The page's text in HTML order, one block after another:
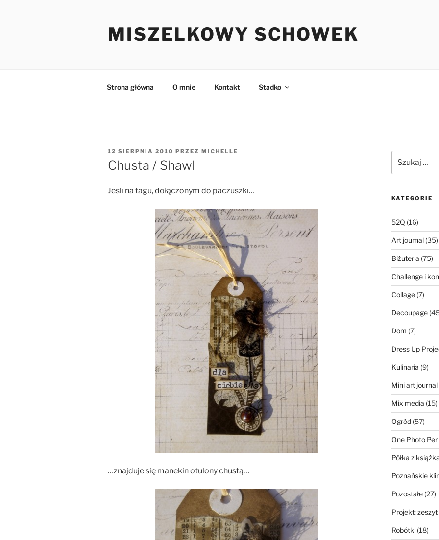
MISZELKOWY SCHOWEK
Strona główna O mnie Kontakt Stadko
OPUBLIKOWANE
W
12 SIERPNIA 2010 PRZEZ MICHELLE
Chusta / Shawl
Jeśli na tagu, dołączonym do paczuszki…
…znajduje się manekin otulony chustą…
KATEGORIE
52Q (16)
Art journal(35)
Biżuteria (75)
Challenge i
Collage(7)
Decoupage
Dom (7)
Dress Up
Kulinaria (9)
Mini art
Mix media (15)
Ogród(57)
One Photo Per
Półka z
Poznańskie
Pozostałe(27)
Projekt: zeszyt
Robótki(18)